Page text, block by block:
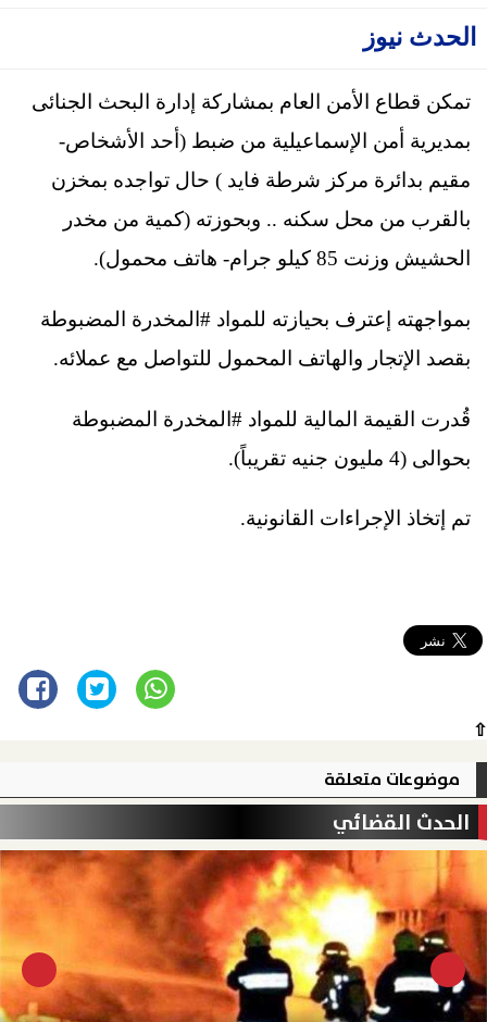
الحدث نيوز
تمكن قطاع الأمن العام بمشاركة إدارة البحث الجنائى
بمديرية أمن الإسماعيلية من ضبط (أحد الأشخاص-
مقيم بدائرة مركز شرطة فايد ) حال تواجده بمخزن
بالقرب من محل سكنه .. وبحوزته (كمية من مخدر
الحشيش وزنت 85 كيلو جرام- هاتف محمول).
بمواجهته إعترف بحيازته للمواد #المخدرة المضبوطة
بقصد الإتجار والهاتف المحمول للتواصل مع عملائه.
قُدرت القيمة المالية للمواد #المخدرة المضبوطة
بحوالى (4 مليون جنيه تقريباً).
تم إتخاذ الإجراءات القانونية.
⇧
موضوعات متعلقة
الحدث القضائي